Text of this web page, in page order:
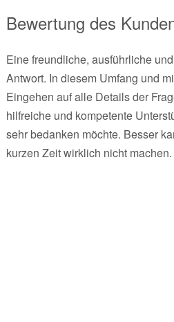
Bewertung des
Eine freundliche, ausführliche
Antwort. In diesem Umfang und
Eingehen auf alle Details der
hilfreiche und kompetente
sehr bedanken möchte. Besser
kurzen Zeit wirklich nicht machen.